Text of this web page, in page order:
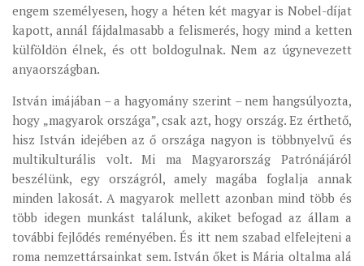
engem személyesen, hogy a héten két magyar is Nobel-díjat
kapott, annál fájdalmasabb a felismerés, hogy mind a ketten
külföldön élnek, és ott boldogulnak. Nem az úgynevezett
anyaországban.
István imájában – a hagyomány szerint – nem hangsúlyozta,
hogy „magyarok országa”, csak azt, hogy ország. Ez érthető,
hisz István idejében az ő országa nagyon is többnyelvű és
multikulturális volt. Mi ma Magyarország Patrónájáról
beszélünk, egy országról, amely magába foglalja annak
minden lakosát. A magyarok mellett azonban mind több és
több idegen munkást találunk, akiket befogad az állam a
további fejlődés reményében. És itt nem szabad elfelejteni a
roma nemzettársainkat sem. István őket is Mária oltalma alá